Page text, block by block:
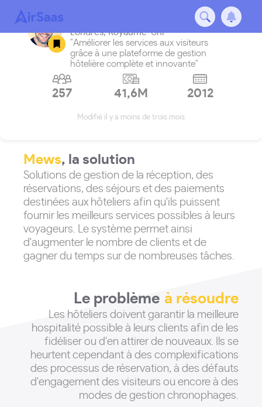
Londres,Royaume-Uni
"Améliorer les services aux visiteurs
grâce à une plateforme de gestion
hôtelière complète et innovante"
257 41,6M 2012
Modifié il y a moins de trois mois
Mews, la solution
Solutions de gestion de la réception, des
réservations, des séjours et des paiements
destinées aux hôteliers afin qu'ils puissent
fournir les meilleurs services possibles à leurs
voyageurs. Le système permet ainsi
d'augmenter le nombre de clients et de
gagner du temps sur de nombreuses tâches.
Le problème à résoudre
Les hôteliers doivent garantir la meilleure
hospitalité possible à leurs clients afin de les
fidéliser ou d'en attirer de nouveaux. Ils se
heurtent cependant à des complexifications
des processus de réservation, à des défauts
d'engagement des visiteurs ou encore à des
modes de gestion chronophages.